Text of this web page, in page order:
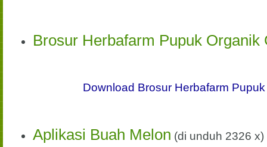
Brosur Herbafarm Pupuk Organik
Download Brosur Herbafarm
Aplikasi Buah Melon (di unduh 2326 x)